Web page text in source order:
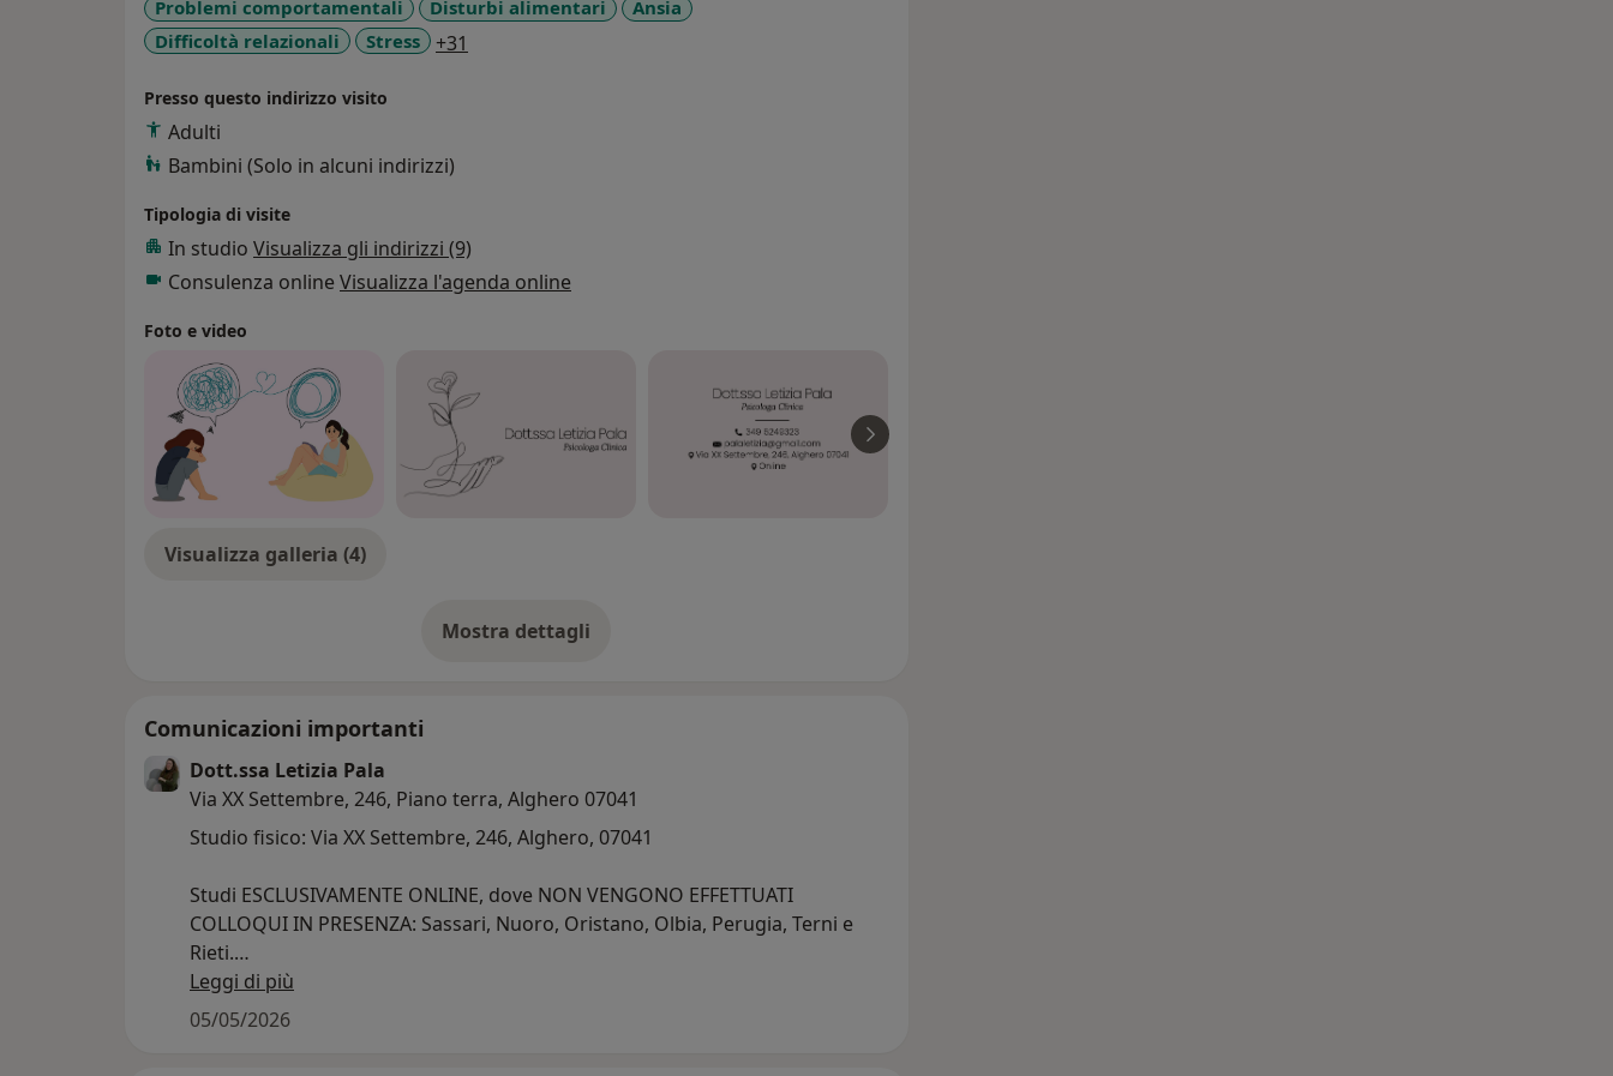
Problemi comportamentali Disturbi alimentari
Ansia
Difficoltà relazionali
Stress +31
Presso questo indirizzo visito
Adulti
Bambini (Solo in alcuni indirizzi)
Tipologia di visite
In studio Visualizza gli indirizzi (9)
Consulenza online Visualizza l'agenda online
Foto e video
Visualizza galleria (4)
Mostra dettagli
sull'esperienza
Comunicazioni importanti
Dott.ssa Letizia Pala
Via XX Settembre, 246, Piano terra, Alghero 07041
Studio fisico: Via XX Settembre, 246, Alghero, 07041
Studi ESCLUSIVAMENTE ONLINE, dove NON VENGONO EFFETTUATI
COLLOQUI IN PRESENZA: Sassari, Nuoro, Oristano, Olbia, Perugia, Terni e
Rieti.
Dopo aver effettuato la prenotazione, verrete contattati telefonicamente
Leggi di più
05/05/2026